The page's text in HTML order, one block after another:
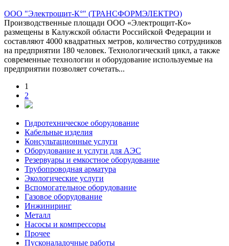
ООО "Электрощит-К°" (ТРАНСФОРМЭЛЕКТРО)
Производственные площади ООО «Электрощит-Кo»
размещены в Калужской области Российской Федерации и
составляют 4000 квадратных метров, количество сотрудников
на предприятии 180 человек. Технологический цикл, а также
современные технологии и оборудование используемые на
предприятии позволяет сочетать...
1
2
Гидротехническое оборудование
Кабельные изделия
Консультационные услуги
Оборудование и услуги для АЭС
Резервуары и емкостное оборудование
Трубопроводная арматура
Экологические услуги
Вспомогательное оборудование
Газовое оборудование
Инжиниринг
Металл
Насосы и компрессоры
Прочее
Пусконаладочные работы